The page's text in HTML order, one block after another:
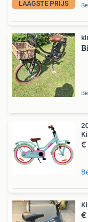
LAAGSTE PRIJS
€
€